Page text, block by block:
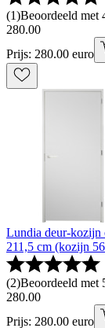
(1)Beoordeeld met
280.00
Prijs: 280.00 euro
Lundia deur-kozijn
211,5 cm (kozijn
(2)Beoordeeld met
280.00
Prijs: 280.00 euro